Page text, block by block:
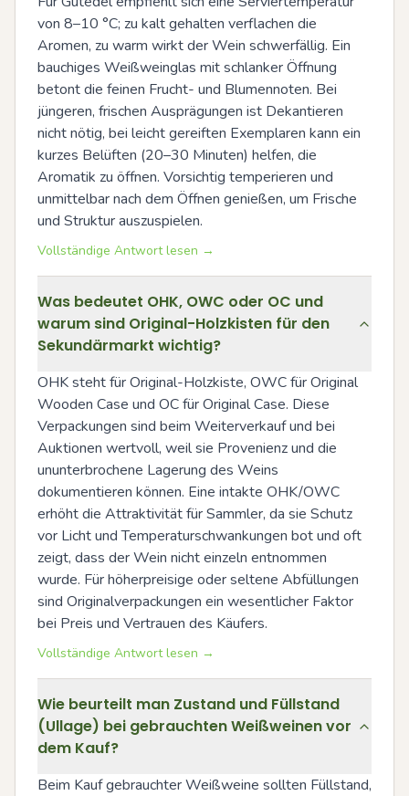
von 8–10 °C; zu kalt gehalten verflachen die
Aromen, zu warm wirkt der Wein schwerfällig. Ein
bauchiges Weißweinglas mit schlanker Öffnung
betont die feinen Frucht- und Blumennoten. Bei
jüngeren, frischen Ausprägungen ist Dekantieren
nicht nötig, bei leicht gereiften Exemplaren kann ein
kurzes Belüften (20–30 Minuten) helfen, die
Aromatik zu öffnen. Vorsichtig temperieren und
unmittelbar nach dem Öffnen genießen, um Frische
und Struktur auszuspielen.
Vollständige Antwort lesen →
Was bedeutet OHK, OWC oder OC und
warum sind Original-Holzkisten für den
Sekundärmarkt wichtig?
OHK steht für Original-Holzkiste, OWC für Original
Wooden Case und OC für Original Case. Diese
Verpackungen sind beim Weiterverkauf und bei
Auktionen wertvoll, weil sie Provenienz und die
ununterbrochene Lagerung des Weins
dokumentieren können. Eine intakte OHK/OWC
erhöht die Attraktivität für Sammler, da sie Schutz
vor Licht und Temperaturschwankungen bot und oft
zeigt, dass der Wein nicht einzeln entnommen
wurde. Für höherpreisige oder seltene Abfüllungen
sind Originalverpackungen ein wesentlicher Faktor
bei Preis und Vertrauen des Käufers.
Vollständige Antwort lesen →
Wie beurteilt man Zustand und Füllstand
(Ullage) bei gebrauchten Weißweinen vor
dem Kauf?
Beim Kauf gebrauchter Weißweine sollten Füllstand,